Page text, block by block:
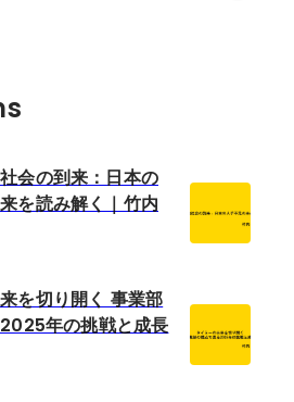
会の到来：日本の
を読み解く｜竹内
を切り開く 事業部
年の挑戦と成長